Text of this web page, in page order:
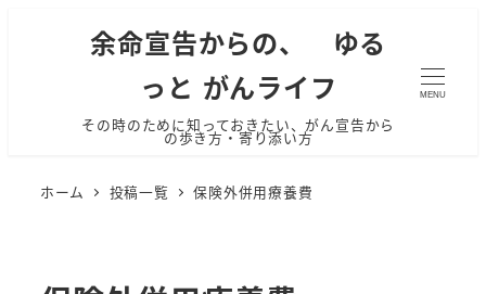
余命宣告からの、 ゆる
っと がんライフ
その時のために知っておきたい、がん宣告から
の歩き方・寄り添い方
MENU
ホーム 投稿一覧 保険外併用療養費